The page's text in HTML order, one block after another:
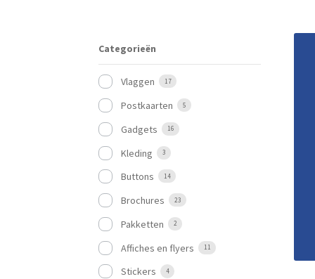
Categorieën
Vlaggen 17
Postkaarten 5
Gadgets 16
Kleding 3
Buttons 14
Brochures 23
Pakketten 2
Affiches en flyers 11
Stickers 4